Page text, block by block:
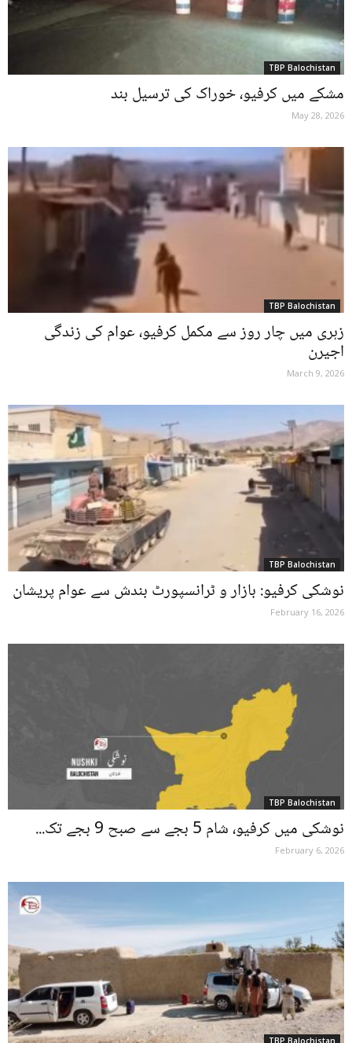
TBP Balochistan
مشکے میں کرفیو، خوراک کی ترسیل بند
May 28, 2026
TBP Balochistan
زہری میں چار روز سے مکمل کرفیو، عوام کی زندگی
اجیرن
March 9, 2026
TBP Balochistan
نوشکی کرفیو: بازار و ٹرانسپورٹ بندش سے عوام پریشان
February 16, 2026
TBP Balochistan
نوشکی میں کرفیو، شام 5 بجے سے صبح 9 بجے تک...
February 6, 2026